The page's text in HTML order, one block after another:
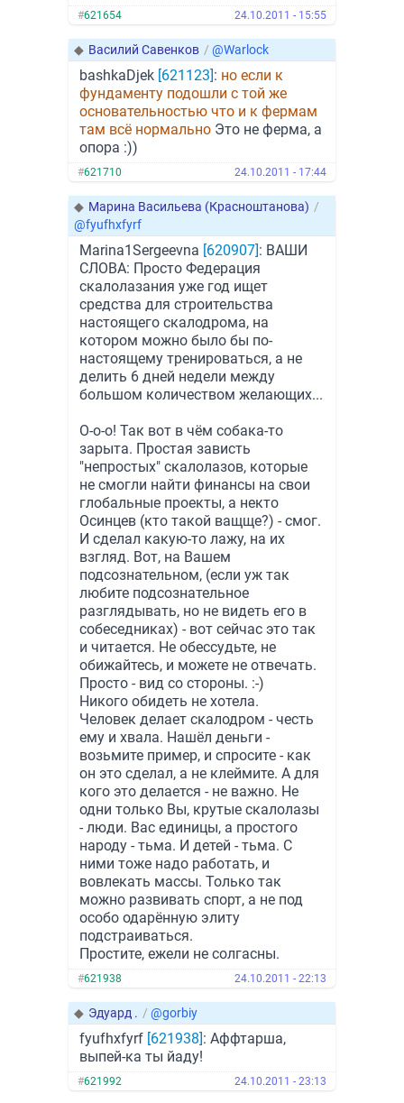
#621654 24.10.2011 - 15:55
◆ Василий Савенков / @Warlock
bashkaDjek [621123]: но если к
фундаменту подошли с той же
основательностью что и к фермам
там всё нормально Это не ферма, а
опора :))
#621710 24.10.2011 - 17:44
◆ Марина Васильева (Красноштанова) /
@fyufhxfyrf
Marina1Sergeevna [620907]: ВАШИ
СЛОВА: Просто Федерация
скалолазания уже год ищет
средства для строительства
настоящего скалодрома, на
котором можно было бы по-
настоящему тренироваться, а не
делить 6 дней недели между
большом количеством желающих...
О-о-о! Так вот в чём собака-то
зарыта. Простая зависть
"непростых" скалолазов, которые
не смогли найти финансы на свои
глобальные проекты, а некто
Осинцев (кто такой ващще?) - смог.
И сделал какую-то лажу, на их
взгляд. Вот, на Вашем
подсознательном, (если уж так
любите подсознательное
разглядывать, но не видеть его в
собеседниках) - вот сейчас это так
и читается. Не обессудьте, не
обижайтесь, и можете не отвечать.
Просто - вид со стороны. :-)
Никого обидеть не хотела.
Человек делает скалодром - честь
ему и хвала. Нашёл деньги -
возьмите пример, и спросите - как
он это сделал, а не клеймите. А для
кого это делается - не важно. Не
одни только Вы, крутые скалолазы
- люди. Вас единицы, а простого
народу - тьма. И детей - тьма. С
ними тоже надо работать, и
вовлекать массы. Только так
можно развивать спорт, а не под
особо одарённую элиту
подстраиваться.
Простите, ежели не солгасны.
#621938 24.10.2011 - 22:13
◆ Эдуард . / @gorbiy
fyufhxfyrf [621938]: Аффтарша,
выпей-ка ты йаду!
#621992 24.10.2011 - 23:13